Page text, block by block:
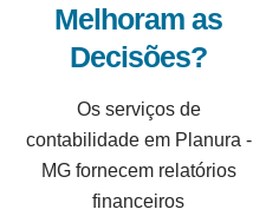
Melhoram as
Decisões?
Os serviços de
contabilidade em Planura -
MG fornecem relatórios
financeiros